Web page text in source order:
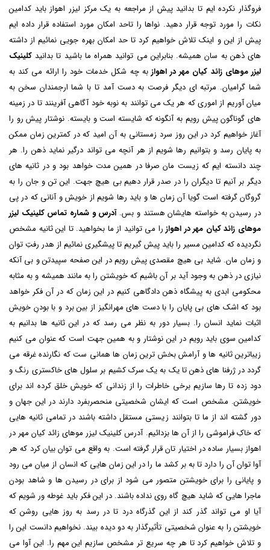
فروگذار نکرده ایم تا بدانید پیش از مراجعه به یک مرکز لیزر اهواز باید کدامین
نکات را مورد توجه قرار دهید. نواها را تاحد امکان مورد استفاده قرار داده ایم
پیش از این و اینک تلاش خواهیم کرد تا حد امکان بهره جویی نمائیم از داشته
های ذهن به سان همیشه. بنابراین می توانید همراه ما باشید تا بدانید کلینیک
لیزر موهای زائد کیان مهر در اهواز به چه شکل خدمات خود را ارائه می کند به
شما گرامیان. مرتبه ای دیگر فرصت به دست آمد تا با شما ارجمندان سخن به
میان آوریم از اموری که هر یک می توانند به نوبه خود آگاهی آفرینند تا در زمینه
های گوناگون پیش رویم به آنگونه که شایسته است و بایسته. نوشتار پیش رو را
آغاز خواهیم کرد در این روز سرد زمستانی به آن امید که در کمترین زمان ممکن
به پایان رسد و بتوانیم رها شویم از هر آنچه می تواند درگیر نماید ذهن را. هر
چند دانسته ایم که زیست مان صرفا در همین مدت خواهد بود و در ثانیه های
دیگر بر آنیم تا دیگران را در صدر قرار دهیم بی هیچ جهت. این تن و جان را به
گروگان گرفته است گویا آن زمان ها و باید رها شویم از خویش و آنانی که در پی
در رسیدن به خواسته هایشان هستند و بس.آدرس و شماره تماس کلینیک لیزر
موهای زائد کیان مهر در اهوازرا می توانید از ما بخواهید. تا این ثانیه مشخص
نگردیده که کدامین مسیر را باید پیش گیریم تا پیشگیری نمائیم از هدر رفتِ توان
و زمان مان. شاید بی هیچ مقصدی پیش رویم در این صفحه سپیدتن و بی آنکه
نیازی در ذهن به وجود آید بر آن باشیم که خویشتن را به مانند همیشه و به مثابه
محکومی ابدی به پیشگاه ذهن دادگاهی کنیم در این زمان که در آن فکر خواهد
بود که اشک های بی پایان را با دست های مهرانگیز از بین برد و با بودنِ خویش
اثبات نماید انسان را. بسیار دور به نظر می رسد که در این ثانیه ها بدانیم به
کدامین سوی باید رویم در این نوشتار و به همین جهت است که عنوان می کنیم
زیباترین ثانیه ها و آرامش بخش ترین زمان ها همانی ست که نگارنده غرقه می
گردد در ژرفنا های ذهن تا یک به یک سرک کشیم بر سلول های خاکستری رنگ و
دود زده تا رها سازیم برخی خاطرات را از زندانی که خویش خلق کرده اند برای
خویشتن. مشخص است که ایشان شخصیتی منحصربفرد دارند در این جهان و
دور گشته اند از ما تا بتوانند زیستی مستقل داشته باشند در تمامی ثانیه هایی
که خاکِ فراموشی را از آن ها بزدائیم. آدرس کلینیک لیزر موهای زائد کیان مهر در
اهواز بسیار ساده در اختیار تان قرار گرفته است. به واقع می توان بیان کرد که هر
آوا توان آن را دارد تا به بر کشد ما را در این زمان هایی که انسان از میان می رود
و پایانی را برای خویشتن متصور می شود از برای در رسیدن ها و شاهد بودن
ماجرا هایی که شاید هیچ گاه روی نداده باشند. در این فکر باید غوطه ور شویم که
آیا او می تواند گذر کند از این گذرگاه درد تا در رسد به روز هایی روشن که
خویشتن را به عنوان شخصیتی تأثیرگذار به دو دیده بیند. نخواهیم دانست این را
و تلاش خواهیم کرد تا هر چه سریع تر مشخص سازیم این مهم را. این آوا می